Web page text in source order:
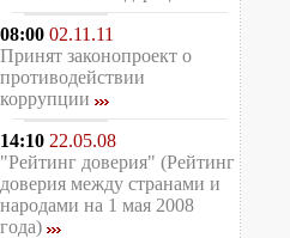
08:00 02.11.11
Принят законопроект о
противодействии
коррупции
14:10 22.05.08
"Рейтинг доверия" (Рейтинг
доверия между странами и
народами на 1 мая 2008
года)